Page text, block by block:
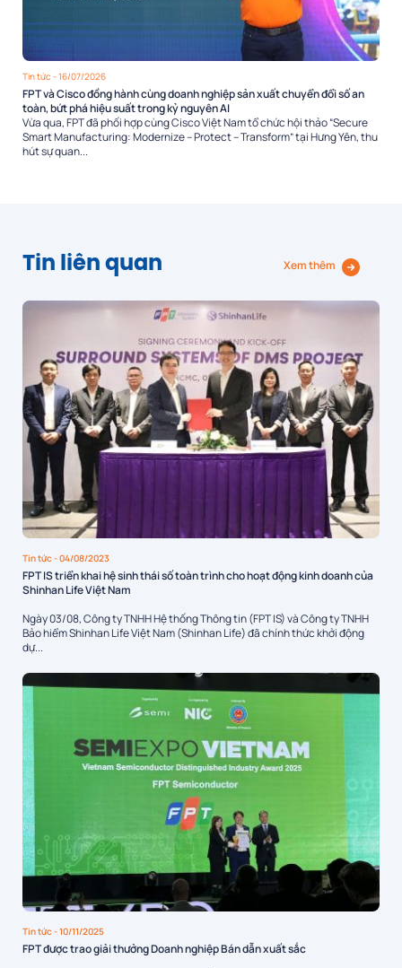
Tin tức - 16/07/2026
FPT và Cisco đồng hành cùng doanh nghiệp sản xuất chuyển đổi số an
toàn, bứt phá hiệu suất trong kỷ nguyên AI
Vừa qua, FPT đã phối hợp cùng Cisco Việt Nam tổ chức hội thảo “Secure
Smart Manufacturing: Modernize – Protect – Transform” tại Hưng Yên, thu
hút sự quan...
Tin liên quan Xem thêm
Tin tức- 04/08/2023
FPT IS triển khai hệ sinh thái số toàn trình cho hoạt động kinh doanh của
Shinhan Life Việt Nam
Ngày 03/08, Công ty TNHH Hệ thống Thông tin (FPT IS) và Công ty TNHH
Bảo hiểm Shinhan Life Việt Nam (Shinhan Life) đã chính thức khởi động
dự...
Tin tức- 10/11/2025
FPT được trao giải thưởng Doanh nghiệp Bán dẫn xuất sắc